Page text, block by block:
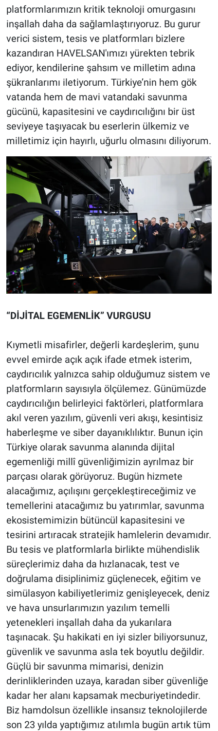
platformlarımızın kritik teknoloji omurgasını
inşallah daha da sağlamlaştırıyoruz. Bu gurur
verici sistem, tesis ve platformları bizlere
kazandıran HAVELSAN'ımızı yürekten tebrik
ediyor, kendilerine şahsım ve milletim adına
şükranlarımı iletiyorum. Türkiye’nin hem gök
vatanda hem de mavi vatandaki savunma
gücünü, kapasitesini ve caydırıcılığını bir üst
seviyeye taşıyacak bu eserlerin ülkemiz ve
milletimiz için hayırlı, uğurlu olmasını diliyorum.
“DİJİTAL EGEMENLİK” VURGUSU
Kıymetli misafirler, değerli kardeşlerim, şunu
evvel emirde açık açık ifade etmek isterim,
caydırıcılık yalnızca sahip olduğumuz sistem ve
platformların sayısıyla ölçülemez. Günümüzde
caydırıcılığın belirleyici faktörleri, platformlara
akıl veren yazılım, güvenli veri akışı, kesintisiz
haberleşme ve siber dayanıklılıktır. Bunun için
Türkiye olarak savunma alanında dijital
egemenliği millî güvenliğimizin ayrılmaz bir
parçası olarak görüyoruz. Bugün hizmete
alacağımız, açılışını gerçekleştireceğimiz ve
temellerini atacağımız bu yatırımlar, savunma
ekosistemimizin bütüncül kapasitesini ve
tesirini artıracak stratejik hamlelerin devamıdır.
Bu tesis ve platformlarla birlikte mühendislik
süreçlerimiz daha da hızlanacak, test ve
doğrulama disiplinimiz güçlenecek, eğitim ve
simülasyon kabiliyetlerimiz genişleyecek, deniz
ve hava unsurlarımızın yazılım temelli
yetenekleri inşallah daha da yukarılara
taşınacak. Şu hakikati en iyi sizler biliyorsunuz,
güvenlik ve savunma asla tek boyutlu değildir.
Güçlü bir savunma mimarisi, denizin
derinliklerinden uzaya, karadan siber güvenliğe
kadar her alanı kapsamak mecburiyetindedir.
Biz hamdolsun özellikle insansız teknolojilerde
son 23 yılda yaptığımız atılımla bugün artık tüm